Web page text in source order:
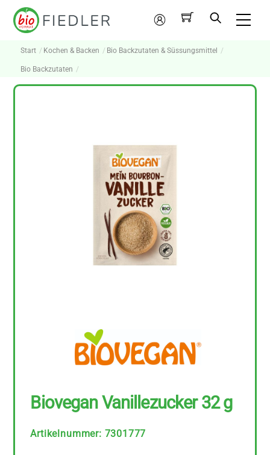
Skip
Mein
Konto
Start Kochen & Backen Bio Backzutaten & Süssungsmittel
Bio Backzutaten
Biovegan Vanillezucker 32 g
Artikelnummer: 7301777